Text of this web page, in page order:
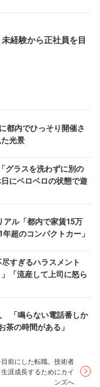
経験から正社員を目
都内でひっそり開催さ
光景
グラスを洗わずに別の
にベロベロの状態で遊
アル「都内で家賃15万
超のコンパクトカー」
すぎるハラスメント
「流産して上司に怒ら
「鳴らない電話番しか
茶の時間がある」
前にした転職。技術者
生涯成長するためにカイ
ンズへ